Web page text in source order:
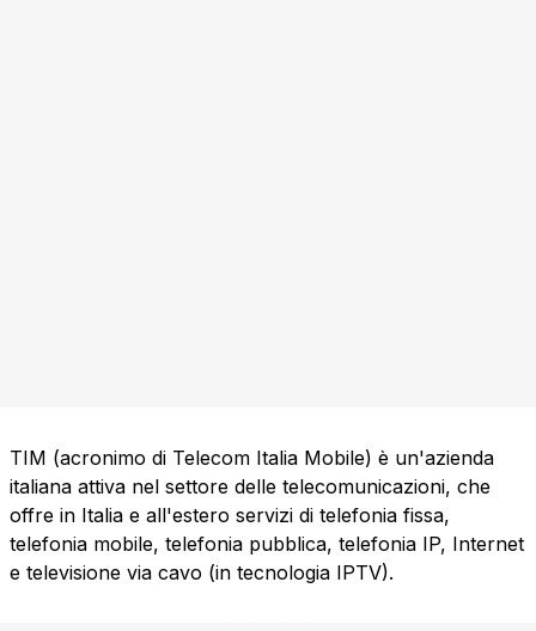
TIM (acronimo di Telecom Italia Mobile) è un'azienda
italiana attiva nel settore delle telecomunicazioni, che
offre in Italia e all'estero servizi di telefonia fissa,
telefonia mobile, telefonia pubblica, telefonia IP, Internet
e televisione via cavo (in tecnologia IPTV).